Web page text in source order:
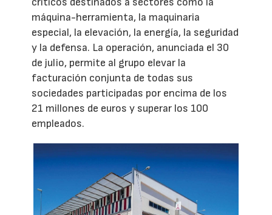
máquina-herramienta, la maquinaria
especial, la elevación, la energía, la seguridad
y la defensa. La operación, anunciada el 30
de julio, permite al grupo elevar la
facturación conjunta de todas sus
sociedades participadas por encima de los
21 millones de euros y superar los 100
empleados.